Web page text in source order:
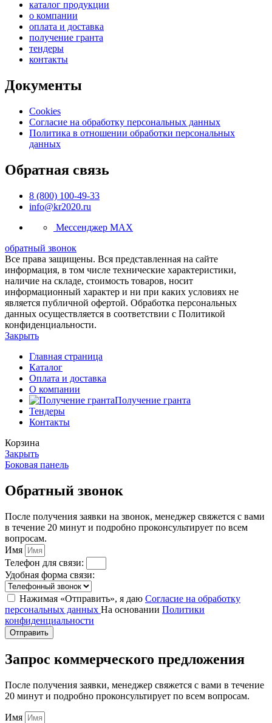
каталог продукции
о компании
оплата и доставка
получение гранта
тендеры
контакты
Документы
Cookies
Согласие на обработку персональных данных
Политика в отношении обработки персональных
данных
Обратная связь
8 (800) 100-49-33
info@kr2020.ru
Мессенджер MAX
обратный звонок
Все права защищены. Вся представленная на сайте
информация, в том числе технические характеристики,
наличие на складе, стоимость товаров, носит
информационный характер и ни при каких условиях не
является публичной офертой. Обработка персональных
данных осуществляется в соответствии с Политикой
конфиденциальности.
Закрыть
Главная страница
Каталог
Оплата и доставка
О компании
Получение гранта
Тендеры
Контакты
Корзина
Закрыть
Боковая панель
Обратный звонок
После получения заявки на звонок, менеджер свяжется с вами
в течение 20 минут и подробно проконсультирует по всем
вопросам.
Имя
Телефон для связи:
Удобная форма связи:
Нажимая «Отправить», я даю Согласие на обработку
персональных данных На основании Политики
конфиденциальности
Отправить
Запрос коммерческого предложения
После получения заявки, менеджер свяжется с вами в течение
20 минут и подробно проконсультирует по всем вопросам.
Имя